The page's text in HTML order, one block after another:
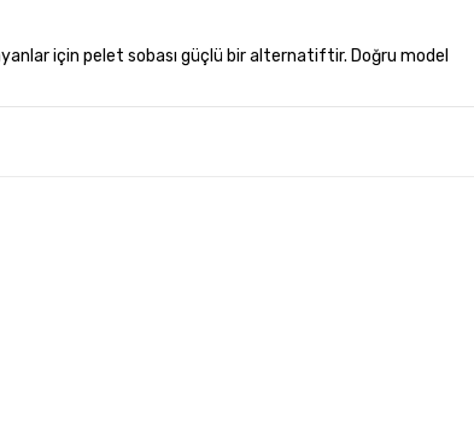
için pelet sobası güçlü bir alternatiftir. Doğru model